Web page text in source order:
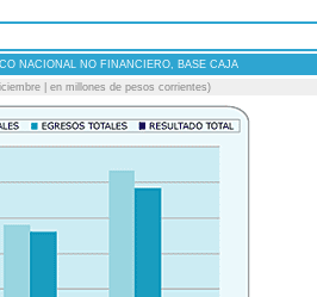
NACIONAL NO FINANCIERO, BASE CAJA
| en millones de pesos corrientes)